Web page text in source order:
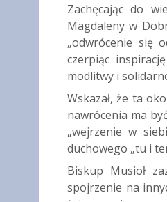
Zachęcając do
Magdaleny w
„odwrócenie się
czerpiąc
modlitwy i
Wskazał, że ta
nawrócenia ma
„wejrzenie w
duchowego „tu i
Biskup Musioł
spojrzenie na